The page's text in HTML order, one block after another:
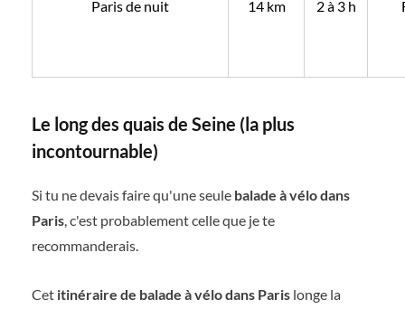
Paris de nuit 14 km 2 à 3 h
Le long des quais de Seine (la plus
incontournable)
Si tu ne devais faire qu'une seule balade à vélo dans
Paris, c'est probablement celle que je te
recommanderais.
Cet itinéraire de balade à vélo dans Paris longe la